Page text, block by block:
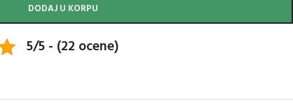
DODAJ U KORPU
5/5 - (22 ocene)